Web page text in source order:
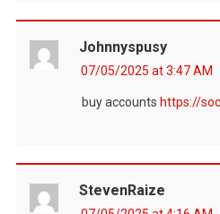
Johnnyspusy
07/05/2025 at 3:47 AM
buy accounts https://
StevenRaize